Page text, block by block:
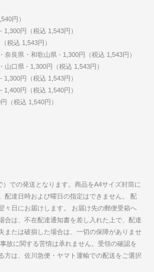
円）
円（税込 1,543円）
税込 1,543円）
良県・和歌山県 - 1,300円（税込 1,543円）
口県 - 1,300円（税込 1,543円）
円（税込 1,543円）
円（税込 1,540円）
（税込 1,540円）
での発送となります。商品をA4サイズ封筒に
配達日時および曜日の指定はできません。 配
々日にお届けします。 お届け先の郵便受箱へ
合は、不在配達通知書を差し入れた上で、配達
または破損した場合は、一切の保障がありませ
故に関する苦情は承れません。受領の確認を
方は、佐川急便・ヤマト運輸での配送をご選択